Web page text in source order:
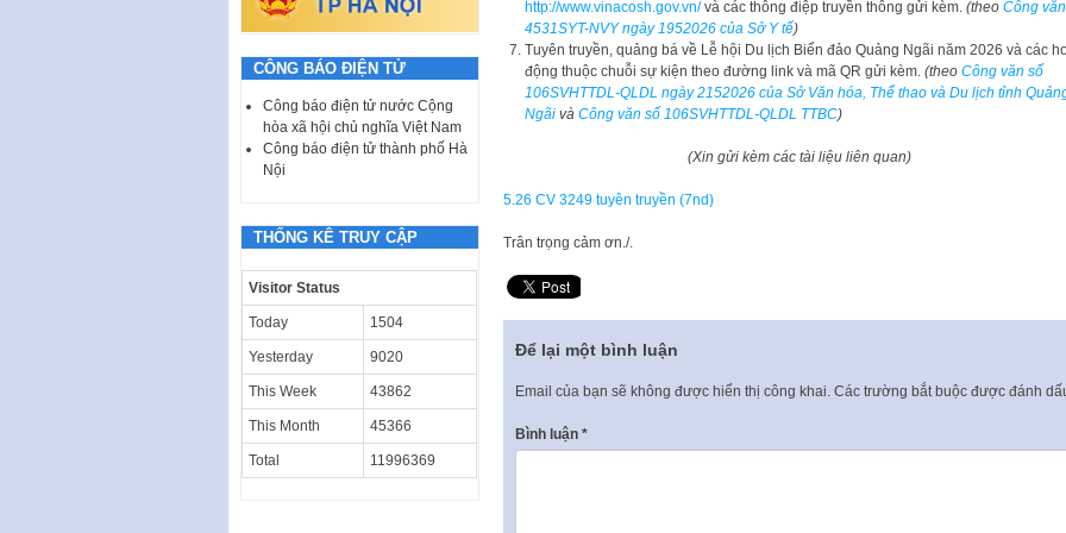
http://www.vinacosh.gov.vn/và các thông điệp truyền thông gửi kèm. (theo Công
4531SYT-NVY ngày 1952026 của Sở Y tế)
Tuyên truyền, quảng bá về Lễ hội Du lịch Biển đảo Quảng Ngãi năm 2026 và các
động thuộc chuỗi sự kiện theo đường link và mã QR gửi kèm. (theo Công văn số
106SVHTTDL-QLDL ngày 2152026 của Sở Văn hóa, Thể thao và Du lịch tỉnh
Ngãivà Công văn số 106SVHTTDL-QLDL TTBC)
(Xin gửi kèm các tài liệu liên quan)
5.26 CV 3249 tuyên truyền (7nd)
Trân trọng cảm ơn./.
Để lại một bình luận
Email của bạn sẽ không được hiển thị công khai. Các trường bắt buộc được đánh
Bình luận *
CÔNG BÁO ĐIỆN TỬ
Công báo điện tử nước Cộng
hòa xã hội chủ nghĩa Việt Nam
Công báo điện tử thành phố Hà
Nội
THỐNG KÊ TRUY CẬP
Visitor Status
Today 1504
Yesterday 9020
This Week 43862
This Month 45366
Total 11996369